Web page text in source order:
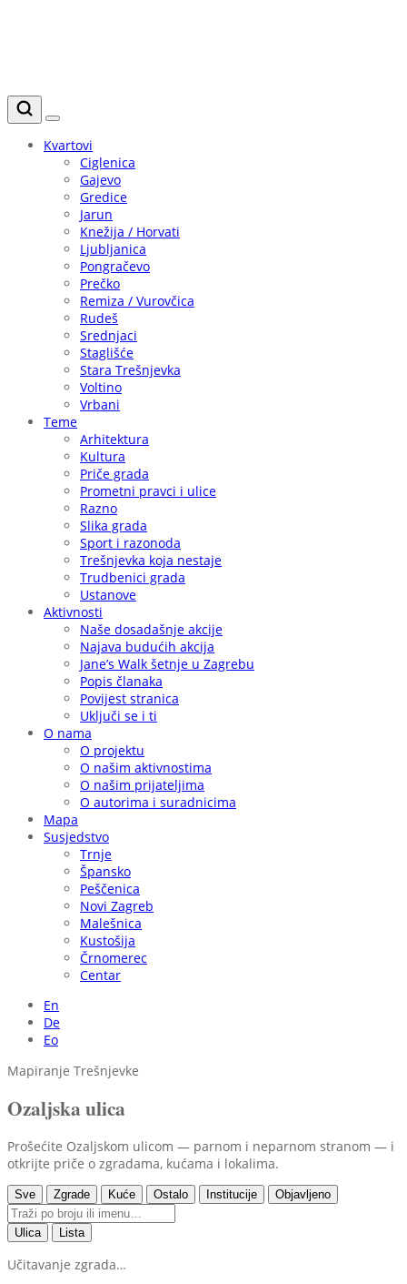
Kvartovi
Ciglenica
Gajevo
Gredice
Jarun
Knežija / Horvati
Ljubljanica
Pongračevo
Prečko
Remiza / Vurovčica
Rudeš
Srednjaci
Staglišće
Stara Trešnjevka
Voltino
Vrbani
Teme
Arhitektura
Kultura
Priče grada
Prometni pravci i ulice
Razno
Slika grada
Sport i razonoda
Trešnjevka koja nestaje
Trudbenici grada
Ustanove
Aktivnosti
Naše dosadašnje akcije
Najava budućih akcija
Jane’s Walk šetnje u Zagrebu
Popis članaka
Povijest stranica
Uključi se i ti
O nama
O projektu
O našim aktivnostima
O našim prijateljima
O autorima i suradnicima
Mapa
Susjedstvo
Trnje
Špansko
Peščenica
Novi Zagreb
Malešnica
Kustošija
Črnomerec
Centar
En
De
Eo
Mapiranje Trešnjevke
Ozaljska ulica
Prošećite Ozaljskom ulicom — parnom i neparnom stranom — i
otkrijte priče o zgradama, kućama i lokalima.
Sve Zgrade Kuće Ostalo Institucije Objavljeno
Ulica Lista
Učitavanje zgrada…